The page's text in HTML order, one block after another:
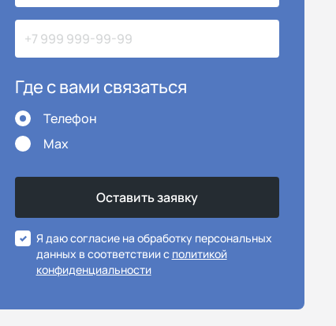
Где с вами связаться
Телефон
Max
Я даю согласие на обработку персональных
данных в соответствии с политикой
конфиденциальности